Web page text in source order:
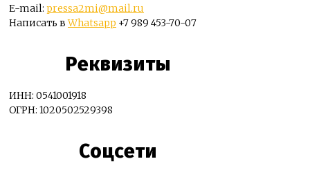
E-mail: pressa2mi@mail.ru
Написать вWhatsapp +7 989 453-70-07
Реквизиты
ИНН: 0541001918
ОГРН: 1020502529398
Соцсети